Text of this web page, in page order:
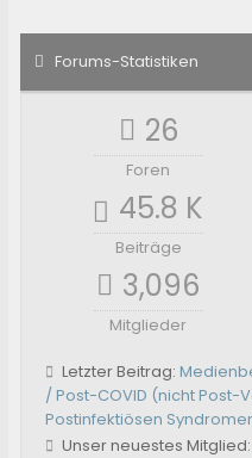
Forums-Statistiken
26
Foren
45.8 K
Beiträge
3,096
Mitglieder
Letzter Beitrag:
/ Post-COVID (nicht
Postinfektiösen
Unser neuestes Mitglied: